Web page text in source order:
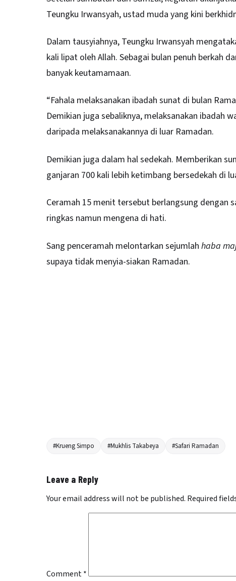
Teungku Irwansyah, ustad muda yang kini
Dalam tausyiahnya, Teungku Irwansyah
kali lipat oleh Allah. Sebagai bulan penuh berkah
banyak keutamamaan.
“Fahala melaksanakan ibadah sunat di bulan
Demikian juga sebaliknya, melaksanakan ibadah
daripada melaksanakannya di luar Ramadan.
Demikian juga dalam hal sedekah. Memberikan
ganjaran 700 kali lebih ketimbang bersedekah di
Ceramah 15 menit tersebut berlangsung dengan
ringkas namun mengena di hati.
Sang penceramah melontarkan sejumlah haba
supaya tidak menyia-siakan Ramadan.
#Krueng Simpo #Mukhlis Takabeya #Safari Ramadan
Leave a Reply
Your email address will not be published. Required
Comment*